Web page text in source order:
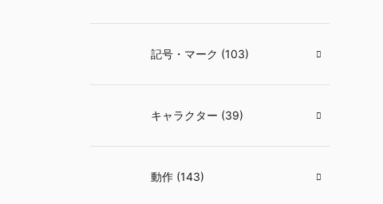
記号・マーク (103)
キャラクター (39)
動作 (143)